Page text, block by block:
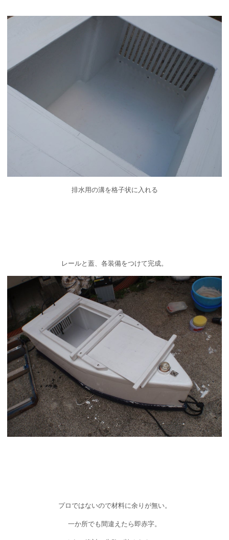
排水用の溝を格子状に入れる
レールと蓋、各装備をつけて完成。
プロではないので材料に余りが無い。
一か所でも間違えたら即赤字。